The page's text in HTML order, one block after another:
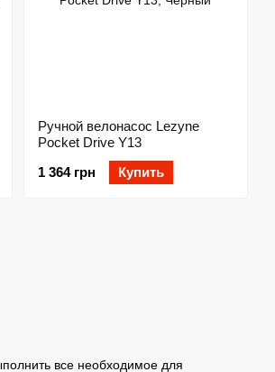
все необходимое для
Ручной велонасос Lezyne
Pocket Drive Y13
1 364 грн
Купить